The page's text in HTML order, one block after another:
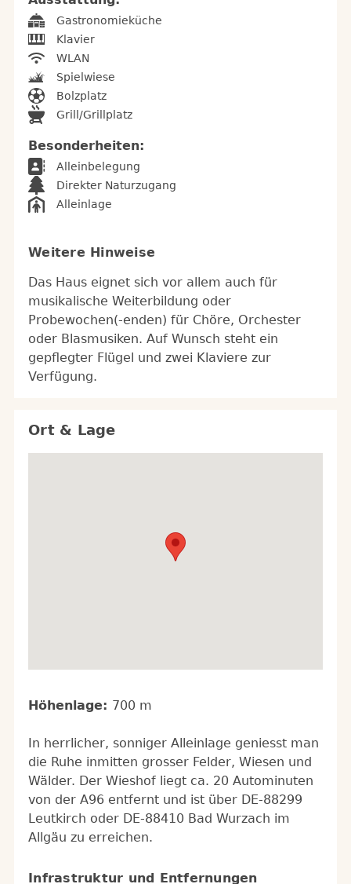
Gastronomieküche
Klavier
WLAN
Spielwiese
Bolzplatz
Grill/Grillplatz
Besonderheiten:
Alleinbelegung
Direkter Naturzugang
Alleinlage
Weitere Hinweise
Das Haus eignet sich vor allem auch für
musikalische Weiterbildung oder
Probewochen(-enden) für Chöre, Orchester
oder Blasmusiken. Auf Wunsch steht ein
gepflegter Flügel und zwei Klaviere zur
Verfügung.
Ort & Lage
Höhenlage: 700 m
In herrlicher, sonniger Alleinlage geniesst man
die Ruhe inmitten grosser Felder, Wiesen und
Wälder. Der Wieshof liegt ca. 20 Autominuten
von der A96 entfernt und ist über DE-88299
Leutkirch oder DE-88410 Bad Wurzach im
Allgäu zu erreichen.
Infrastruktur und Entfernungen